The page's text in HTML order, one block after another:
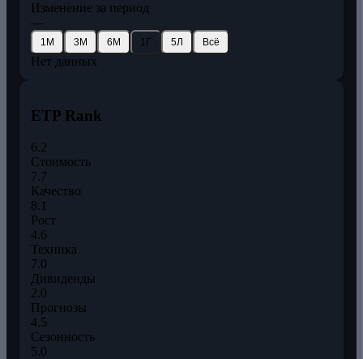
Изменение за период
—
1М 3М 6М 1Г 5Л Всё
Нет данных
ETP Rank
6.2
Стоимость
7.7
Качество
8.1
Рост
4.6
Техника
7.0
Дивиденды
2.0
Прогнозы
4.5
Сезонность
5.0